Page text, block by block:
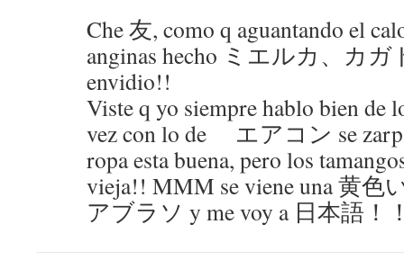
Che 友, como q aguantando el
anginas hecho ミエルカ、カガ
envidio!!
Viste q yo siempre hablo bien de
vez con lo de エアコン se
ropa esta buena, pero los
vieja!! MMM se viene una 黄色
アブラソ y me voy a 日本語！